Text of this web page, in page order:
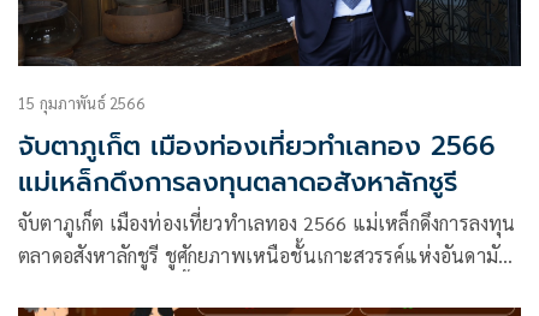
15 กุมภาพันธ์ 2566
จับตาภูเก็ต เมืองท่องเที่ยวทำเลทอง 2566
แม่เหล็กดึงการลงทุนตลาดอสังหาลักชูรี
จับตาภูเก็ต เมืองท่องเที่ยวทำเลทอง 2566 แม่เหล็กดึงการลงทุน
ตลาดอสังหาลักชูรี ชูศักยภาพเหนือชั้นเกาะสวรรค์แห่งอันดามัน